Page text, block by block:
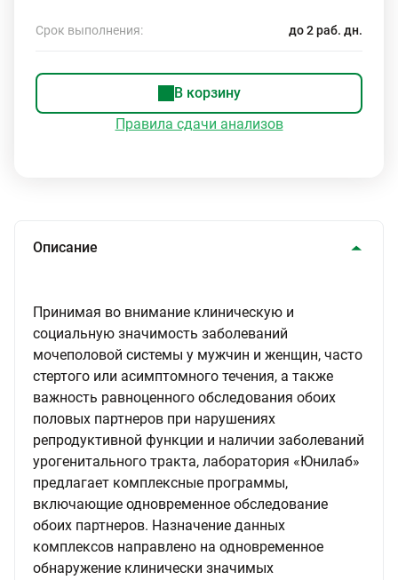
Срок выполнения: до 2 раб. дн.
В корзину
Правила сдачи анализов
Описание
Принимая во внимание клиническую и
социальную значимость заболеваний
мочеполовой системы у мужчин и женщин, часто
стертого или асимптомного течения, а также
важность равноценного обследования обоих
половых партнеров при нарушениях
репродуктивной функции и наличии заболеваний
урогенитального тракта, лаборатория «Юнилаб»
предлагает комплексные программы,
включающие одновременное обследование
обоих партнеров. Назначение данных
комплексов направлено на одновременное
обнаружение клинически значимых